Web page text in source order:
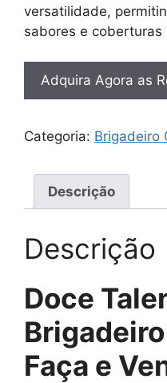
versatilidade,
sabores e coberturas
Adquira Agora as
Categoria: Brigadeiro
Descrição
Descrição
Doce
Faça e